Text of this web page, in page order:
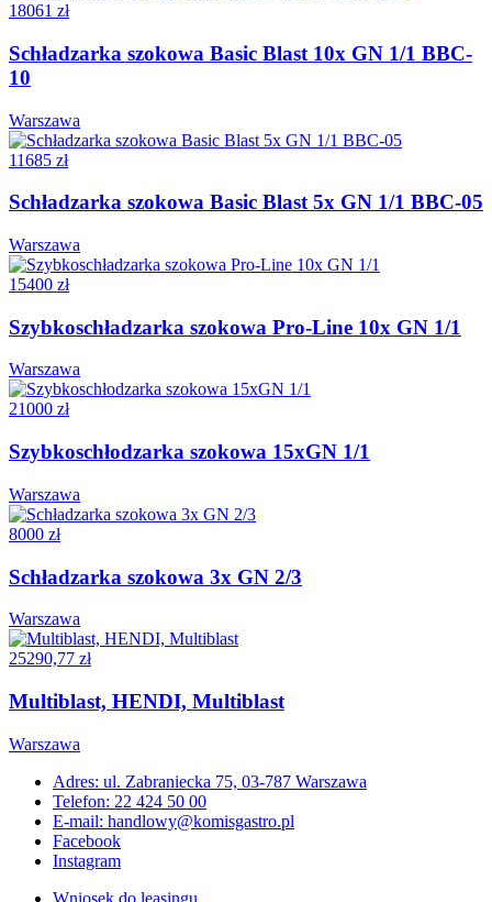
18061 zł
Schładzarka szokowa Basic Blast 10x GN 1/1 BBC-
10
Warszawa
11685 zł
Schładzarka szokowa Basic Blast 5x GN 1/1 BBC-05
Warszawa
15400 zł
Szybkoschładzarka szokowa Pro-Line 10x GN 1/1
Warszawa
21000 zł
Szybkoschłodzarka szokowa 15xGN 1/1
Warszawa
8000 zł
Schładzarka szokowa 3x GN 2/3
Warszawa
25290,77 zł
Multiblast, HENDI, Multiblast
Warszawa
Adres: ul. Zabraniecka 75, 03-787 Warszawa
Telefon: 22 424 50 00
E-mail: handlowy@komisgastro.pl
Facebook
Instagram
Wniosek do leasingu